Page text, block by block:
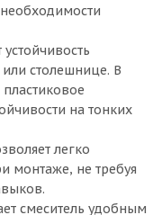
столешнице. В
на тонких
легко
монтаже, не требуя
смеситель удобным